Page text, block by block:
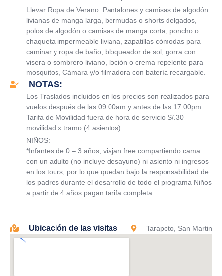
Llevar Ropa de Verano: Pantalones y camisas de algodón
livianas de manga larga, bermudas o shorts delgados,
polos de algodón o camisas de manga corta, poncho o
chaqueta impermeable liviana, zapatillas cómodas para
caminar y ropa de baño, bloqueador de sol, gorra con
visera o sombrero liviano, loción o crema repelente para
mosquitos, Cámara y/o filmadora con batería recargable.
NOTAS:
Los Traslados incluidos en los precios son realizados para
vuelos después de las 09:00am y antes de las 17:00pm.
Tarifa de Movilidad fuera de hora de servicio S/.30
movilidad x tramo (4 asientos).
NIÑOS:
*Infantes de 0 – 3 años, viajan free compartiendo cama
con un adulto (no incluye desayuno) ni asiento ni ingresos
en los tours, por lo que quedan bajo la responsabilidad de
los padres durante el desarrollo de todo el programa Niños
a partir de 4 años pagan tarifa completa.
Ubicación de las visitas Tarapoto, San Martin